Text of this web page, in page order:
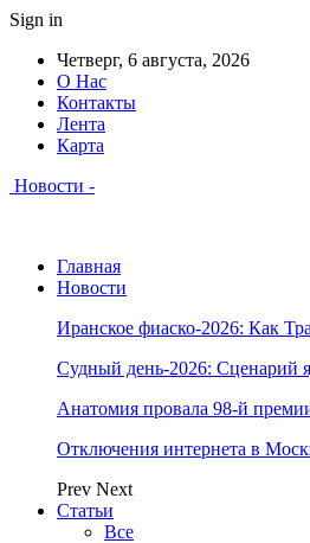
Sign in
Четверг, 6 августа, 2026
О Нас
Контакты
Лента
Карта
Новости -
Главная
Новости
Иранское фиаско-2026: Как
Судный день-2026:
Анатомия провала 98-й
Отключения интернета в
Prev Next
Статьи
Все